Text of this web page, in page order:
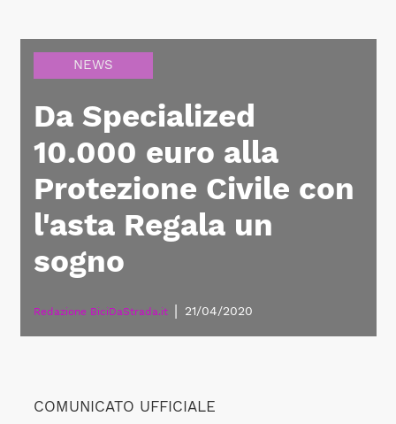
NEWS
Da Specialized
10.000 euro alla
Protezione Civile con
l'asta Regala un
sogno
Redazione BiciDaStrada.it 21/04/2020
COMUNICATO UFFICIALE